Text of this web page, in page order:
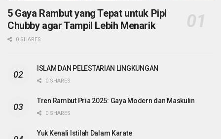
5 Gaya Rambut yang Tepat untuk Pipi
Chubby agar Tampil Lebih Menarik
0 SHARES
ISLAM DAN PELESTARIAN LINGKUNGAN
0 SHARES
Tren Rambut Pria 2025: Gaya Modern dan Maskulin
0 SHARES
Yuk Kenali Istilah Dalam Karate